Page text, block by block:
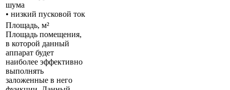
шума
• низкий пусковой ток
Площадь, м²
Площадь помещения,
в которой данный
аппарат будет
наиболее эффективно
выполнять
заложенные в него